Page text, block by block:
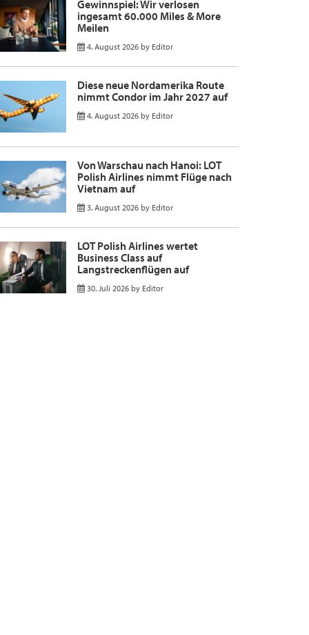
Gewinnspiel: Wir verlosen
ingesamt 60.000 Miles & More
Meilen
4. August 2026 by Editor
Diese neue Nordamerika Route
nimmt Condor im Jahr 2027 auf
4. August 2026 by Editor
Von Warschau nach Hanoi: LOT
Polish Airlines nimmt Flüge nach
Vietnam auf
3. August 2026 by Editor
LOT Polish Airlines wertet
Business Class auf
Langstreckenflügen auf
30. Juli 2026 by Editor